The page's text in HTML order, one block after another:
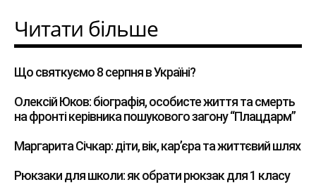
Читати більше
Що святкуємо 8 серпня в Україні?
Олексій Юков: біографія, особисте життя та смерть
на фронті керівника пошукового загону “Плацдарм”
Маргарита Січкар: діти, вік, кар’єра та життєвий шлях
Рюкзаки для школи: як обрати рюкзак для 1 класу